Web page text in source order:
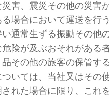
害、震災その他の災害
場合において運送を行
通常生ずる振動その他
険が及ぶおそれがある
その他の旅客の保管す
ついては、当社又はその
れた場合に限り、これ